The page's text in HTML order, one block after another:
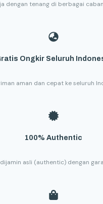
dengan tenang di berbagai
Ongkir Seluruh
aman dan cepat ke seluruh
100% Authentic
asli (authentic) dengan